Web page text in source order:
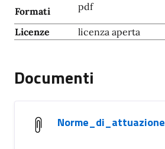
Formati
pdf
Licenze licenza aperta
Documenti
Norme_di_attuazione